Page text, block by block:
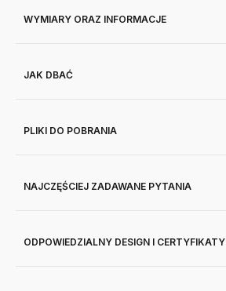
WYMIARY ORAZ INFORMACJE
JAK DBAĆ
PLIKI DO POBRANIA
NAJCZĘŚCIEJ ZADAWANE PYTANIA
ODPOWIEDZIALNY DESIGN I CERTYFIKATY